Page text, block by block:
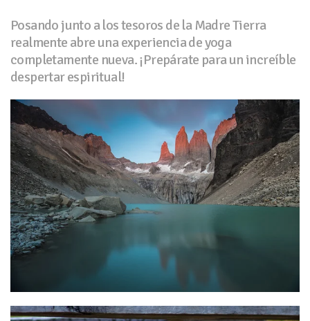
Posando junto a los tesoros de la Madre Tierra
realmente abre una experiencia de yoga
completamente nueva. ¡Prepárate para un increíble
despertar espiritual!